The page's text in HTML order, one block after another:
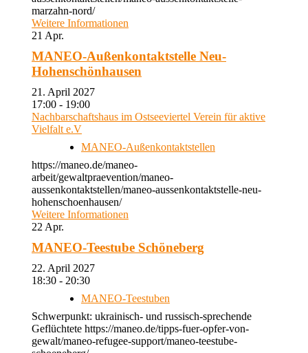
marzahn-nord/
Weitere Informationen
21 Apr.
MANEO-Außenkontaktstelle Neu-
Hohenschönhausen
21. April 2027
17:00 - 19:00
Nachbarschaftshaus im Ostseeviertel Verein für aktive
Vielfalt e.V
MANEO-Außenkontaktstellen
https://maneo.de/maneo-
arbeit/gewaltpraevention/maneo-
aussenkontaktstellen/maneo-aussenkontaktstelle-neu-
hohenschoenhausen/
Weitere Informationen
22 Apr.
MANEO-Teestube Schöneberg
22. April 2027
18:30 - 20:30
MANEO-Teestuben
Schwerpunkt: ukrainisch- und russisch-sprechende
Geflüchtete https://maneo.de/tipps-fuer-opfer-von-
gewalt/maneo-refugee-support/maneo-teestube-